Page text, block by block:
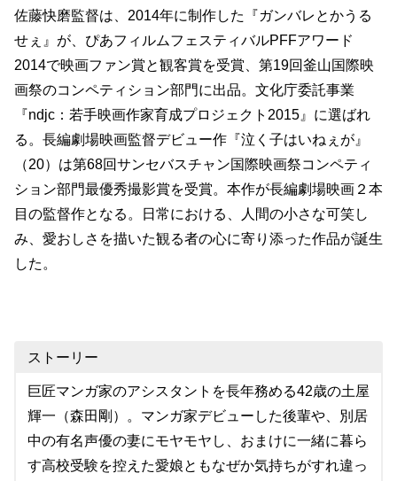
佐藤快磨監督は、2014年に制作した『ガンバレとかうる
せぇ』が、ぴあフィルムフェスティバルPFFアワード
2014で映画ファン賞と観客賞を受賞、第19回釜山国際映
画祭のコンペティション部門に出品。文化庁委託事業
『ndjc：若手映画作家育成プロジェクト2015』に選ばれ
る。長編劇場映画監督デビュー作『泣く子はいねぇが』
（20）は第68回サンセバスチャン国際映画祭コンペティ
ション部門最優秀撮影賞を受賞。本作が長編劇場映画２本
目の監督作となる。日常における、人間の小さな可笑し
み、愛おしさを描いた観る者の心に寄り添った作品が誕生
した。
ストーリー
巨匠マンガ家のアシスタントを長年務める42歳の土屋
輝一（森田剛）。マンガ家デビューした後輩や、別居
中の有名声優の妻にモヤモヤし、おまけに一緒に暮ら
す高校受験を控えた愛娘ともなぜか気持ちがすれ違っ